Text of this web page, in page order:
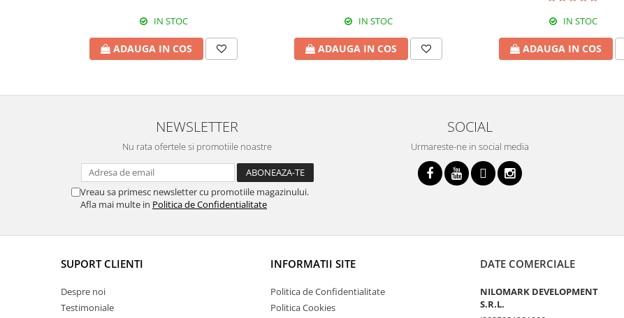
IN STOC
ADAUGA IN COS
IN STOC
ADAUGA IN COS
IN STOC
ADAUGA IN COS
NEWSLETTER
Nu rata ofertele si promotiile noastre
Vreau sa primesc newsletter cu promotiile magazinului.
Afla mai multe in Politica de Confidentialitate
SOCIAL
Urmareste-ne in social media
SUPORT CLIENTI
Despre noi
Testimoniale
INFORMATII SITE
Politica de Confidentialitate
Politica Cookies
DATE COMERCIALE
NILOMARK DEVELOPMENT
S.R.L.